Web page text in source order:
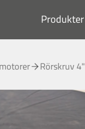
Produkter
Rörskruv 4"